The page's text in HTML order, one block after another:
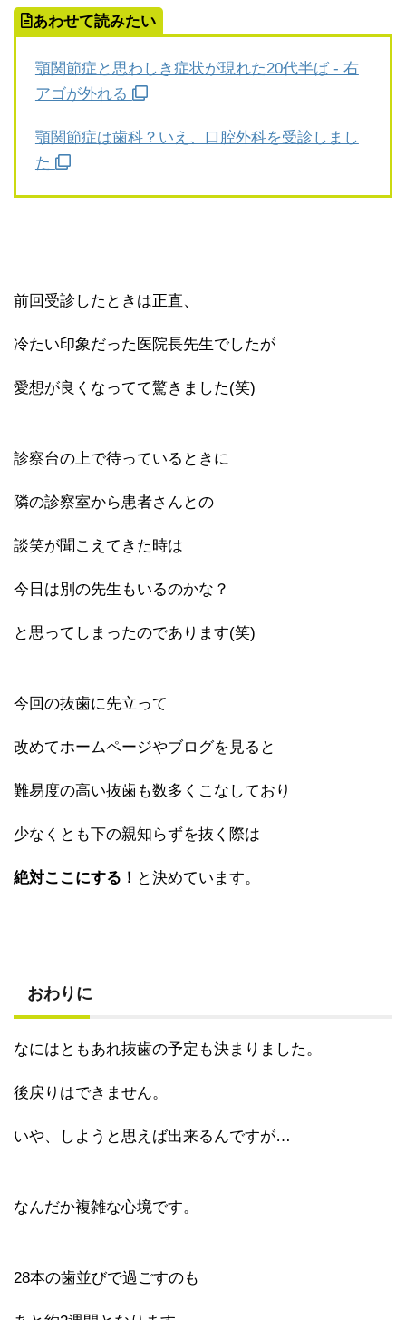
あわせて読みたい
顎関節症と思わしき症状が現れた20代半ば - 右
アゴが外れる
顎関節症は歯科？いえ、口腔外科を受診しまし
た
前回受診したときは正直、
冷たい印象だった医院長先生でしたが
愛想が良くなってて驚きました(笑)
診察台の上で待っているときに
隣の診察室から患者さんとの
談笑が聞こえてきた時は
今日は別の先生もいるのかな？
と思ってしまったのであります(笑)
今回の抜歯に先立って
改めてホームページやブログを見ると
難易度の高い抜歯も数多くこなしており
少なくとも下の親知らずを抜く際は
絶対ここにする！ と決めています。
おわりに
なにはともあれ抜歯の予定も決まりました。
後戻りはできません。
いや、しようと思えば出来るんですが…
なんだか複雑な心境です。
28本の歯並びで過ごすのも